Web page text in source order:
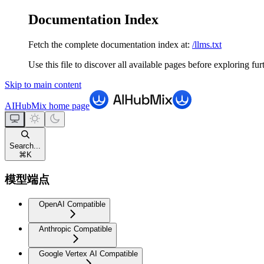
Documentation Index
Fetch the complete documentation index at: /llms.txt
Use this file to discover all available pages before exploring
Skip to main content
AIHubMix home page
Search...
⌘ K
模型端点
OpenAI Compatible
Anthropic Compatible
Google Vertex AI Compatible